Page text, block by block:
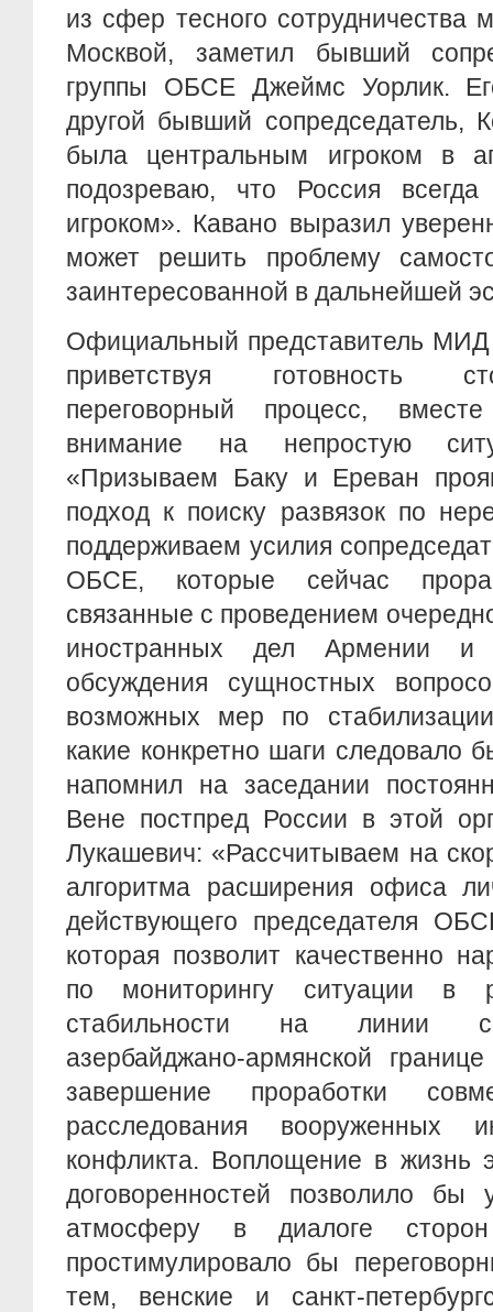
из сфер тесного сотрудничества
Москвой, заметил бывший
группы ОБСЕ Джеймс Уорлик.
другой бывший сопредседатель,
была центральным игроком в
подозреваю, что Россия
игроком». Кавано выразил
может решить проблему
заинтересованной в дальнейшей
Официальный представитель
приветствуя готовность
переговорный процесс,
внимание на непростую
«Призываем Баку и Ереван
подход к поиску развязок по
поддерживаем усилия
ОБСЕ, которые сейчас
связанные с проведением
иностранных дел Армении и
обсуждения сущностных
возможных мер по
какие конкретно шаги следовало
напомнил на заседании
Вене постпред России в этой
Лукашевич: «Рассчитываем на
алгоритма расширения офиса
действующего председателя
которая позволит качественно
по мониторингу ситуации в
стабильности на линии
азербайджано-армянской
завершение проработки
расследования вооруженных
конфликта. Воплощение в жизнь
договоренностей позволило бы
атмосферу в диалоге
простимулировало бы
тем, венские и санкт-